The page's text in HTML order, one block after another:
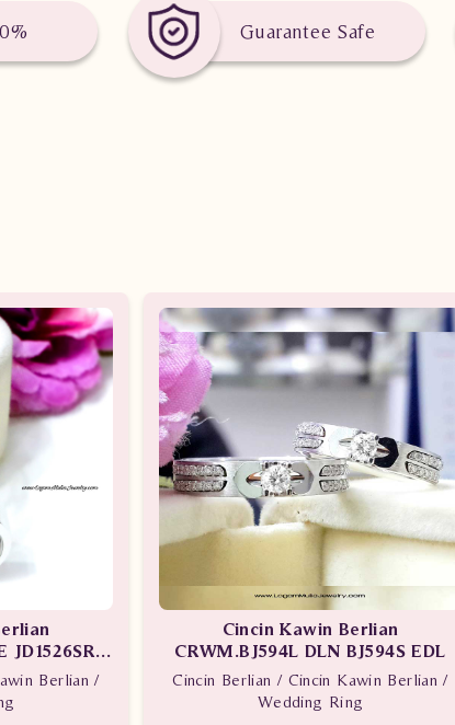
Guarantee Safe
JD1526SR
Berlian /
Cincin Kawin Berlian
CRWM.BJ594L DLN BJ594S EDL
Cincin Berlian / Cincin Kawin Berlian /
Wedding Ring